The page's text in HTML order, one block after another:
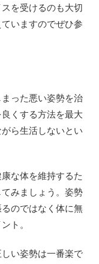
を受けるのも大切
いますのでぜひ参
った悪い姿勢を治
くする方法を最大
ら生活しないとい
な体を維持するた
みましょう。姿勢
のではなく体に無
ト。
い姿勢は一番楽で